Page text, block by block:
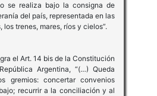
se realiza bajo la consigna de
del país, representada en las
los trenes, mares, ríos y cielos”.
el Art. 14 bis de la Constitución
Argentina, “(…) Queda
gremios: concertar convenios
recurrir a la conciliación y al